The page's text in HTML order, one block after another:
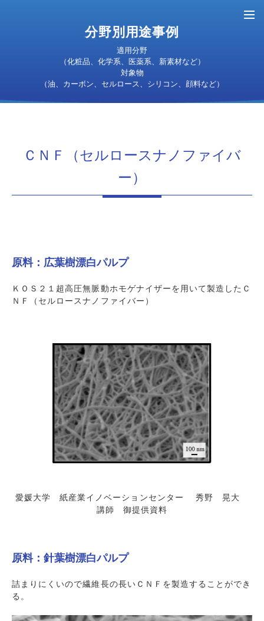
TOP
各種お問い合わせ
導入に関するご相談
サンプルテストのお申込み
新着情報
お申込み
分野別用途事例
適用分野
（化粧品、化学系、医薬系、新素材など）
対象物
（油、カーボン、セルロース、シリコン、顔料など）
ＣＮＦ（セルロースナノファイバ
ー）
原料：広葉樹漂白パルプ
ＫＯＳ２１超高圧無脈動ホモゲナイザーを用いて製造したＣ
ＮＦ（セルロースナノファイバー）
愛媛大学 紙産業イノベーションセンター 秀野 晃大
講師 御提供資料
原料：針葉樹漂白パルプ
詰まりにくいので繊維長の長いＣＮＦを製造することができ
る。